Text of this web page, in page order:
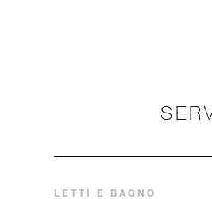
LETTI E BAGNO